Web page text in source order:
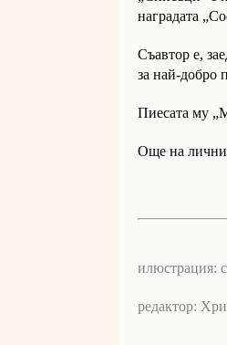
наградата
Съавтор е,
за най-добро
Пиесата му
Още на
илюстрация:
редактор: